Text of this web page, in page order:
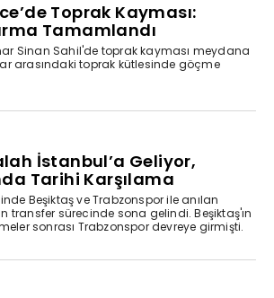
Toprak Kayması:
Tamamlandı
Sinan Sahil'de toprak kayması meydana
arasındaki toprak kütlesinde göçme
İstanbul’a Geliyor,
Tarihi Karşılama
Beşiktaş ve Trabzonspor ile anılan
transfer sürecinde sona gelindi. Beşiktaş'ın
sonrası Trabzonspor devreye girmişti.